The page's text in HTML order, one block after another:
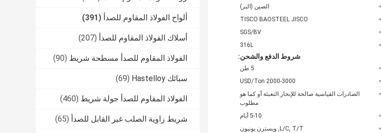
ألواح الفولاذ المقاوم للصدأ (391)
أسلاك الفولاذ المقاوم للصدأ (207)
الفولاذ المقاوم للصدأ مسطحة شريط (90)
سبائك Hastelloy (69)
الفولاذ المقاوم للصدأ جولة شريط (460)
شريط زاوية الصلب غير القابل للصدأ (65)
الصين (البر)
TISCO BAOSTEEL JISCO
SGS/BV
316L
شروط الدفع والشحن:
5 طن
2000-3000 USD/Ton
الصادرات القياسية صالحة للإبحار التعبئة أو كما هو
مطلوب
5-10 أيام
L/C, T/T, ويسترن يونيون